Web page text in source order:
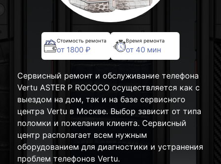
Стоимость ремонта
от 1800 ₽
Время ремонта
от 40 мин
Сервисный ремонт и обслуживание телефона
Vertu ASTER P ROCOCO осуществляется как с
выездом на дом, так и на базе сервисного
центра Vertu в Москве. Выбор зависит от типа
поломки и пожелания клиента. Сервисный
центр располагает всем нужным
оборудованием для диагностики и устранения
проблем телефонов Vertu.